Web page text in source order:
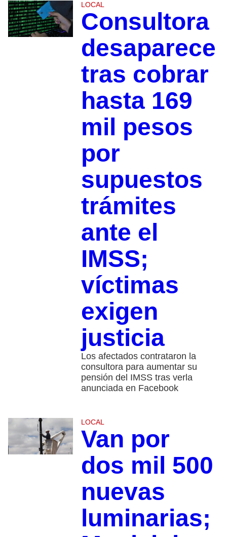
LOCAL
Consultora
desaparece
tras cobrar
hasta 169
mil pesos
por
supuestos
trámites
ante el
IMSS;
víctimas
exigen
justicia
Los afectados contrataron la
consultora para aumentar su
pensión del IMSS tras verla
anunciada en Facebook
LOCAL
Van por
dos mil 500
nuevas
luminarias;